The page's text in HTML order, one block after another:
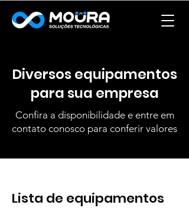
Diversos equipamentos
para sua empresa
Confira a disponibilidade e entre em
contato conosco para conferir valores
Lista de equipamentos